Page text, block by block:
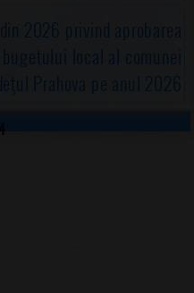
2026 privind aprobarea
bugetului local al comunei
Prahova pe anul 2026